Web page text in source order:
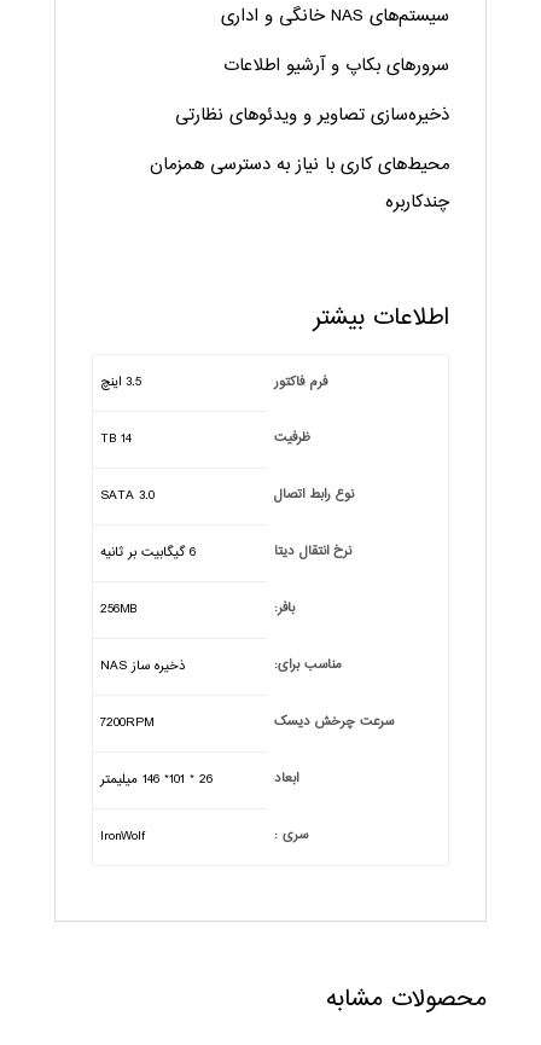
سیستم‌های NAS خانگی و اداری
سرورهای بکاپ و آرشیو اطلاعات
ذخیره‌سازی تصاویر و ویدئوهای نظارتی
محیط‌های کاری با نیاز به دسترسی همزمان
چندکاربره
اطلاعات بیشتر
فرم فاکتور 3.5 اینچ
ظرفیت 14 TB
نوع رابط اتصال SATA 3.0
نرخ انتقال دیتا 6 گیگابیت بر ثانیه
بافر: 256MB
مناسب برای: ذخیره ساز NAS
سرعت چرخش دیسک 7200RPM
ابعاد 26 * 101* 146 میلیمتر
سری : IronWolf
محصولات مشابه